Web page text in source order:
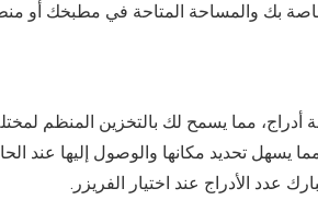
بك والمساحة المتاحة في مطبخك أو
مما يسمح لك بالتخزين المنظم
يسهل تحديد مكانها والوصول إليها عند
عدد الأدراج عند اختيار الفريزر.